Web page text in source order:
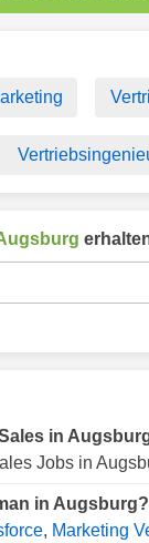
in
Jobs in
in Augsburg?
, Marketing